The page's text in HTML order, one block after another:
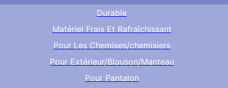
Durable
Matériel Frais Et Rafraîchissant
Pour Les Chemises/chemisiers
Pour Extérieur/Blouson/Manteau
Pour Pantalon